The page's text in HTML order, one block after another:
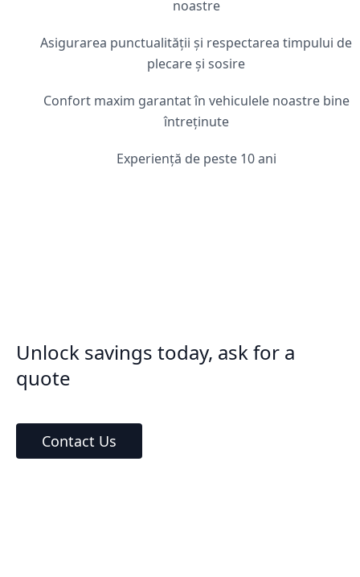
noastre
Asigurarea punctualității și respectarea timpului de
plecare și sosire
Confort maxim garantat în vehiculele noastre bine
întreținute
Experiență de peste 10 ani
Unlock savings today, ask for a
quote
Contact Us